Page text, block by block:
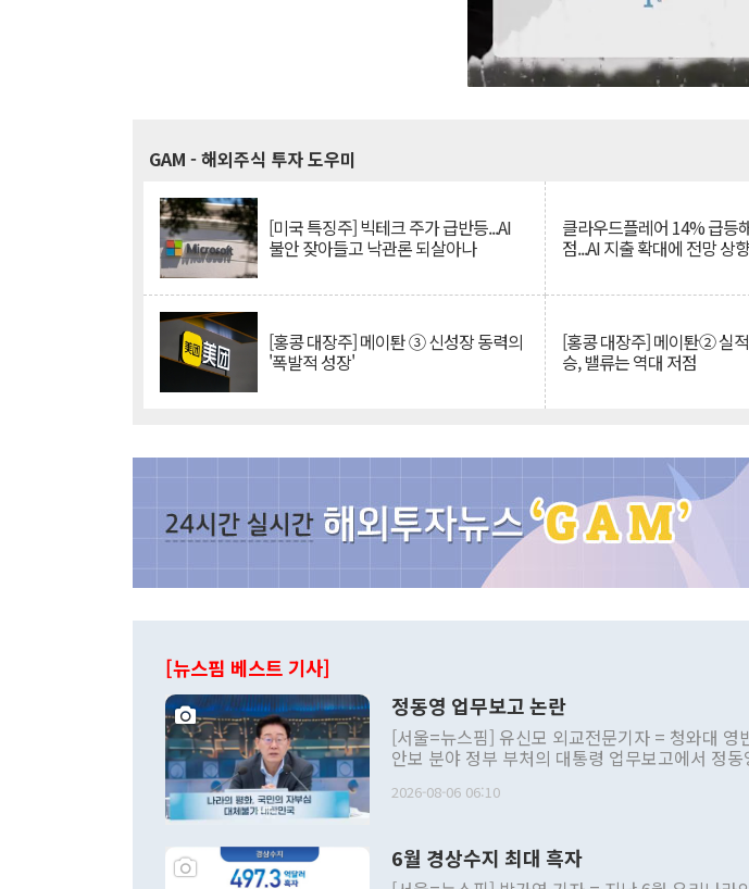
GAM - 해외주식 투자 도우미
[미국 특징주] 빅테크 주가 급반등...AI
불안 잦아들고 낙관론 되살아나
클라우드플레어 14% 급등
점...AI 지출 확대에 전망 상향
[홍콩 대장주] 메이퇀 ③ 신성장 동력의
'폭발적 성장'
[홍콩 대장주] 메이퇀② 실
승, 밸류는 역대 저점
[뉴스핌 베스트 기사]
정동영 업무보고 논란
[서울=뉴스핌] 유신모 외교전문기자 = 청와대 영
안보 분야 정부 부처의 대통령 업무보고에서 정
발언 중에는 정부 내 조율을 거치지 않은 사안을
주의적 희망에 근거한 비현실적 구상'이라는 비판
관의 대북 정책 관련 발언이 물의를 빚은 적은 여
2026-08-06 06:10
6월 경상수지 최대 흑자